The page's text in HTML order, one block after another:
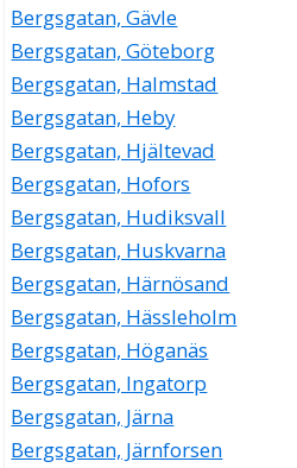
Bergsgatan, Gävle
Bergsgatan, Göteborg
Bergsgatan, Halmstad
Bergsgatan, Heby
Bergsgatan, Hjältevad
Bergsgatan, Hofors
Bergsgatan, Hudiksvall
Bergsgatan, Huskvarna
Bergsgatan, Härnösand
Bergsgatan, Hässleholm
Bergsgatan, Höganäs
Bergsgatan, Ingatorp
Bergsgatan, Järna
Bergsgatan, Järnforsen